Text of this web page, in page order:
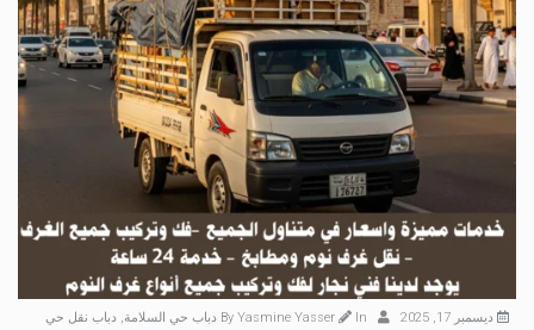
ديسمبر 17, 2025 Yasmine Yasser In دباب حي السلامة, دباب نقل حي